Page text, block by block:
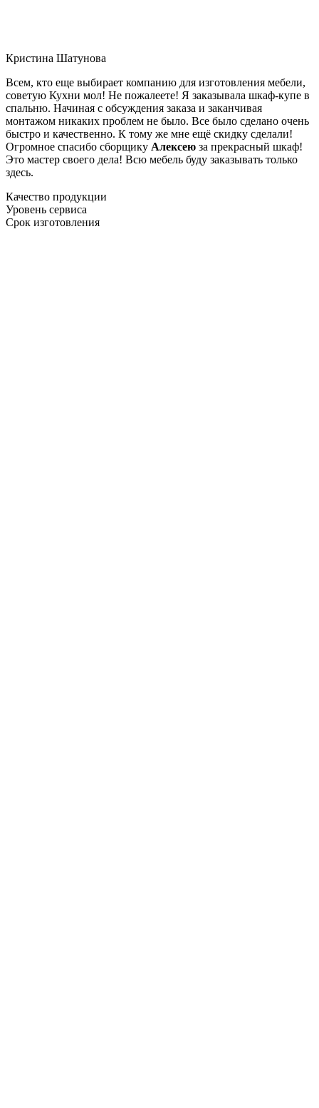
Кристина Шатунова
Всем, кто еще выбирает компанию для изготовления мебели,
советую Кухни мол! Не пожалеете! Я заказывала шкаф-купе в
спальню. Начиная с обсуждения заказа и заканчивая
монтажом никаких проблем не было. Все было сделано очень
быстро и качественно. К тому же мне ещё скидку сделали!
Огромное спасибо сборщику Алексею за прекрасный шкаф!
Это мастер своего дела! Всю мебель буду заказывать только
здесь.
Качество продукции
Уровень сервиса
Срок изготовления